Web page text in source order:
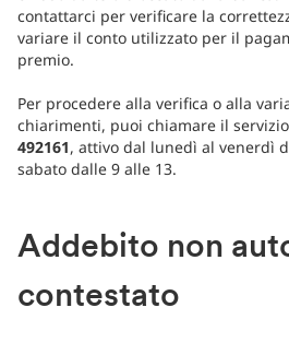
contattarci per verificare la
variare il conto utilizzato per il
premio.
Per procedere alla verifica o alla
chiarimenti, puoi chiamare il
492161, attivo dal lunedì al venerdì
sabato dalle 9 alle 13.
Addebito non
contestato